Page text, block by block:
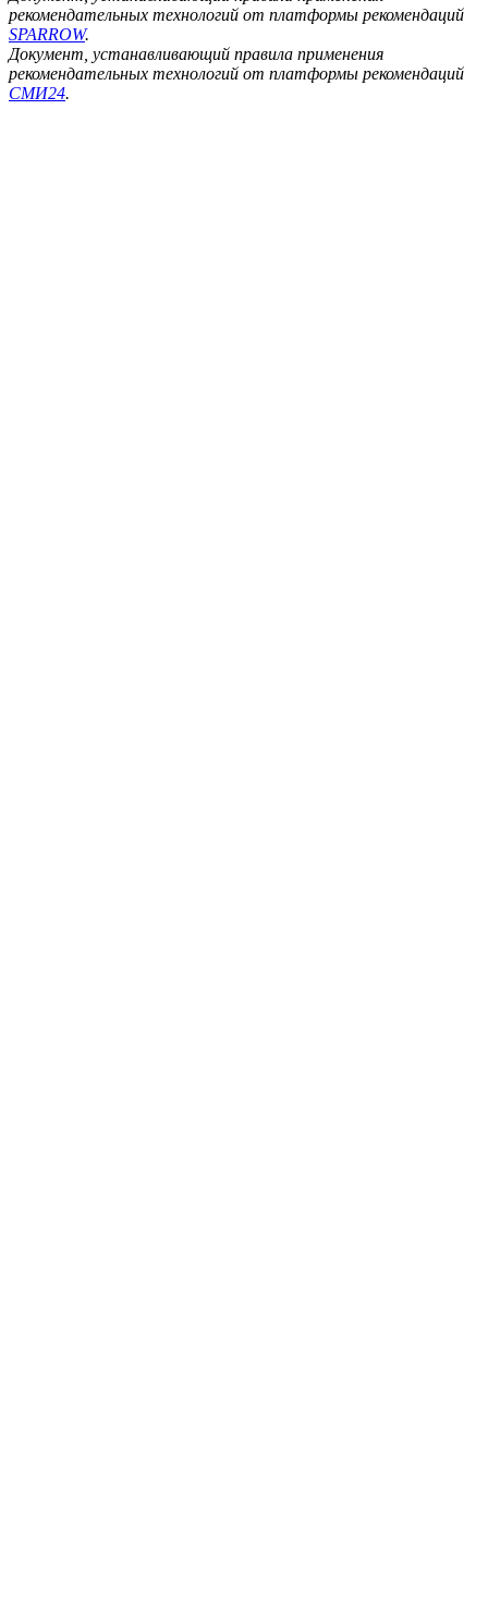
рекомендательных технологий от платформы рекомендаций
SPARROW.
Документ, устанавливающий правила применения
рекомендательных технологий от платформы рекомендаций
СМИ24.